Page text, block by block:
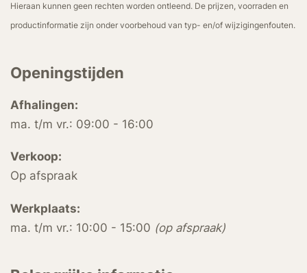
Hieraan kunnen geen rechten worden ontleend. De prijzen, voorraden en
productinformatie zijn onder voorbehoud van typ- en/of wijzigingenfouten.
Openingstijden
Afhalingen:
ma. t/m vr.: 09:00 - 16:00
Verkoop:
Op afspraak
Werkplaats:
ma. t/m vr.: 10:00 - 15:00 (op afspraak)